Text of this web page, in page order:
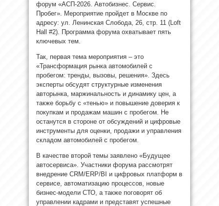
форум «АСП-2026. Автобизнес. Сервис.
Пробег». Мероприятие пройдет в Москве по
адресу: ул. Ленинская Слобода, 26, стр. 11 (Loft
Hall #2). Программа форума охватывает пять
ключевых тем.
Так, первая тема мероприятия – это
«Трансформация рынка автомобилей с
пробегом: тренды, вызовы, решения». Здесь
эксперты обсудят структурные изменения
авторынка, маржинальность и динамику цен, а
также борьбу с «тенью» и повышение доверия к
покупкам и продажам машин с пробегом. Не
останутся в стороне от обсуждений и цифровые
инструменты для оценки, продажи и управления
складом автомобилей с пробегом.
В качестве второй темы заявлено «Будущее
автосервиса». Участники форума рассмотрят
внедрение CRM/ERP/BI и цифровых платформ в
сервисе, автоматизацию процессов, новые
бизнес-модели СТО, а также поговорят об
управлении кадрами и представят успешные